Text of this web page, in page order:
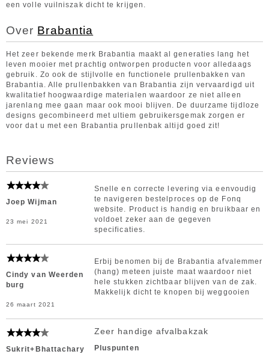
een volle vuilniszak dicht te krijgen.
Over Brabantia
Het zeer bekende merk Brabantia maakt al generaties lang het
leven mooier met prachtig ontworpen producten voor alledaags
gebruik. Zo ook de stijlvolle en functionele prullenbakken van
Brabantia. Alle prullenbakken van Brabantia zijn vervaardigd uit
kwalitatief hoogwaardige materialen waardoor ze niet alleen
jarenlang mee gaan maar ook mooi blijven. De duurzame tijdloze
designs gecombineerd met ultiem gebruikersgemak zorgen er
voor dat u met een Brabantia prullenbak altijd goed zit!
Reviews
Joep Wijman
23 mei 2021
Snelle en correcte levering via eenvoudig
te navigeren bestelproces op de Fonq
website. Product is handig en bruikbaar en
voldoet zeker aan de gegeven
specificaties.
Cindy van Weerden
burg
26 maart 2021
Erbij benomen bij de Brabantia afvalemmer
(hang) meteen juiste maat waardoor niet
hele stukken zichtbaar blijven van de zak.
Makkelijk dicht te knopen bij weggooien
Sukrit+Bhattachary
Zeer handige afvalbakzak
Pluspunten